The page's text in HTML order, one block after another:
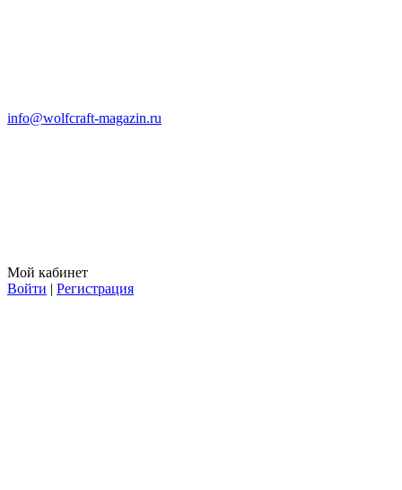
info@wolfcraft-magazin.ru
Мой кабинет
Войти | Регистрация